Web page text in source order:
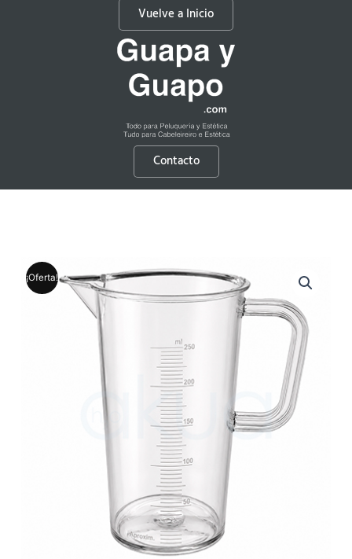
Vuelve a Inicio
Contacto
¡Oferta!